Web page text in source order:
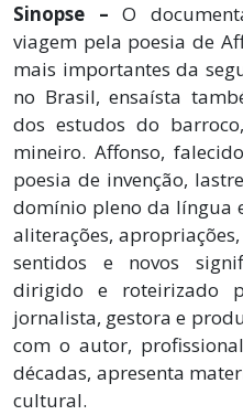
Sinopse – O
viagem pela poesia de
mais importantes da
no Brasil, ensaísta
dos estudos do
mineiro. Affonso,
poesia de invenção,
domínio pleno da língua
aliterações,
sentidos e novos
dirigido e roteirizado
jornalista, gestora e
com o autor,
décadas, apresenta
cultural.